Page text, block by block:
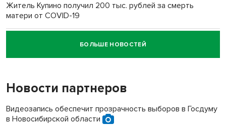
Житель Купино получил 200 тыс. рублей за смерть
матери от COVID-19
Новосибирский суд наказал водителя за смерть
пенсионерки на вокзале
БОЛЬШЕ НОВОСТЕЙ
Новости партнеров
Видеозапись обеспечит прозрачность выборов в Госдуму
в Новосибирской области